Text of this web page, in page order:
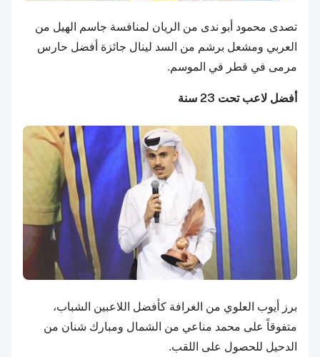
تصدى محمود أبو ندى من الريان لمنافسة جاسم الهيل من
العربي ومشعل برشم من السد لينال جائزة أفضل حارس
مرمى في قطر في الموسم.
أفضل لاعب تحت 23 سنة
برز أيوب العلوي من الغرافة كأفضل اللاعبين الشباب،
متفوقاً على محمد مناعي من الشمال ومبارك شنان من
الدحيل للحصول على اللقب.